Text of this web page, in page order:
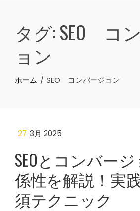
タグ:SEO コ
ョン
ホーム SEO コンバージョン
27 3月 2025
SEOとコンバー
係性を解説！実
須テクニック